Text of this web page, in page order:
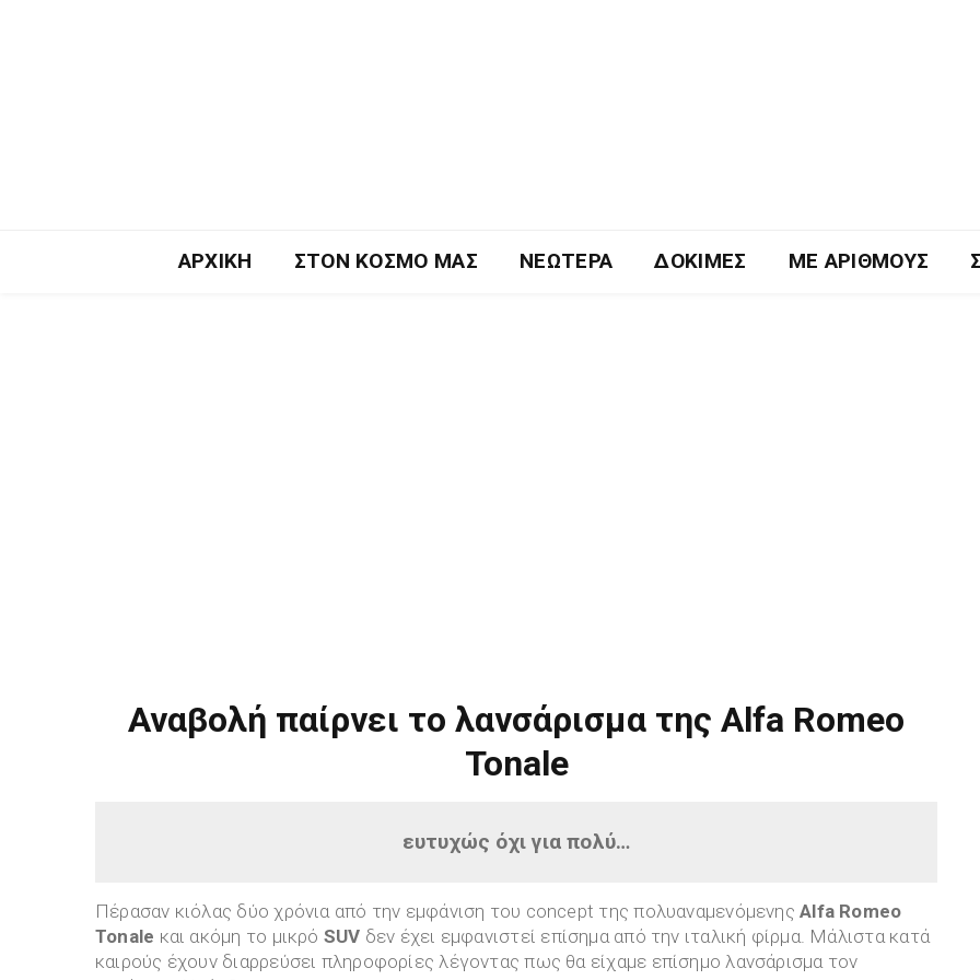
ΑΡΧΙΚΉ ΣΤΟΝ ΚΌΣΜΟ ΜΑΣ ΝΕΏΤΕΡΑ ΔΟΚΙΜΈΣ ΜΕ ΑΡΙΘΜΟΎΣ
Αναβολή παίρνει το λανσάρισμα της Alfa Romeo
Tonale
ευτυχώς όχι για πολύ…
Πέρασαν κιόλας δύο χρόνια από την εμφάνιση του concept της πολυαναμενόμενηςAlfa Romeo
Tonale και ακόμη το μικρό SUV δεν έχει εμφανιστεί επίσημα από την ιταλική φίρμα. Μάλιστα κατά
καιρούς έχουν διαρρεύσει πληροφορίες λέγοντας πως θα είχαμε επίσημο λανσάρισμα τον